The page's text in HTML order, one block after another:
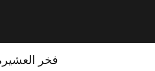
فخر العشيرة